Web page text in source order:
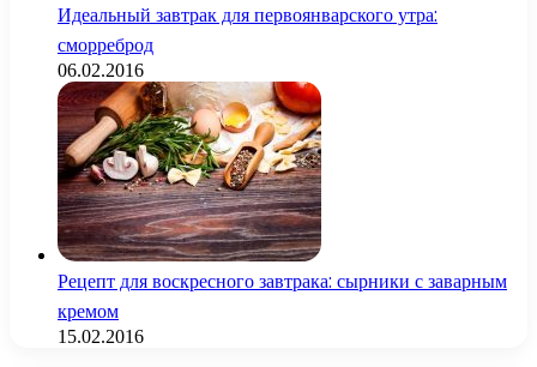
Идеальный завтрак для первоянварского утра:
сморреброд
06.02.2016
Рецепт для воскресного завтрака: сырники с заварным
кремом
15.02.2016